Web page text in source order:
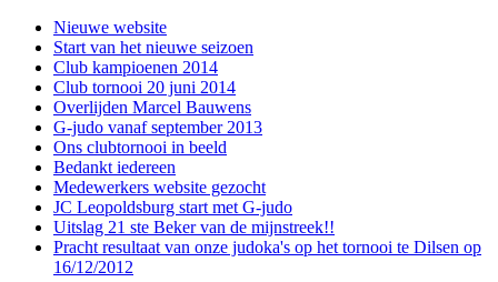
Nieuwe website
Start van het nieuwe seizoen
Club kampioenen 2014
Club tornooi 20 juni 2014
Overlijden Marcel Bauwens
G-judo vanaf september 2013
Ons clubtornooi in beeld
Bedankt iedereen
Medewerkers website gezocht
JC Leopoldsburg start met G-judo
Uitslag 21 ste Beker van de mijnstreek!!
Pracht resultaat van onze judoka's op het tornooi te Dilsen op
16/12/2012